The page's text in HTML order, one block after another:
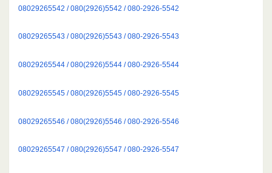
08029265542 / 080(2926)5542 / 080-2926-5542
08029265543 / 080(2926)5543 / 080-2926-5543
08029265544 / 080(2926)5544 / 080-2926-5544
08029265545 / 080(2926)5545 / 080-2926-5545
08029265546 / 080(2926)5546 / 080-2926-5546
08029265547 / 080(2926)5547 / 080-2926-5547